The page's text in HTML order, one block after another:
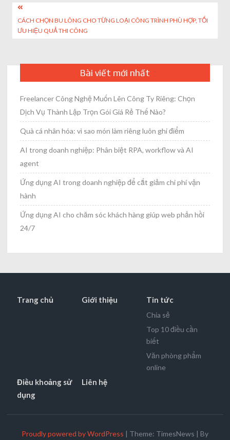
Post
navigation
CÁCH CHỌN BU LÔNG CHO TỪNG LOẠI CÔNG TRÌNH PHÙ HỢP, TỐI
ƯU HIỆU QUẢ THI CÔNG
Bài viết mới nhất
Freelancer Công Nghệ Muốn Lên Công Ty Riêng: Chọn
Dịch Vụ Thành Lập Trọn Gói Giá Rẻ Thế Nào?
Quà cá nhân hóa: vì sao món làm riêng luôn ghi điểm
AI trong doanh nghiệp: Phân biệt RPA, workflow và AI
agent
Ứng dụng AI trong doanh nghiệp để cắt giảm chi phí vận
hành
Ứng dụng AI cho chăm sóc khách hàng giúp web phản hồi
24/7
Trang chủ Giới thiệu Tin tức
Chia sẻ
Top 10 điều cần
biết
Văn phòng phẩm
online
Điều khoảng sử
dụng
Liên hệ
Proudly powered by WordPress | Theme: TimesNews | By